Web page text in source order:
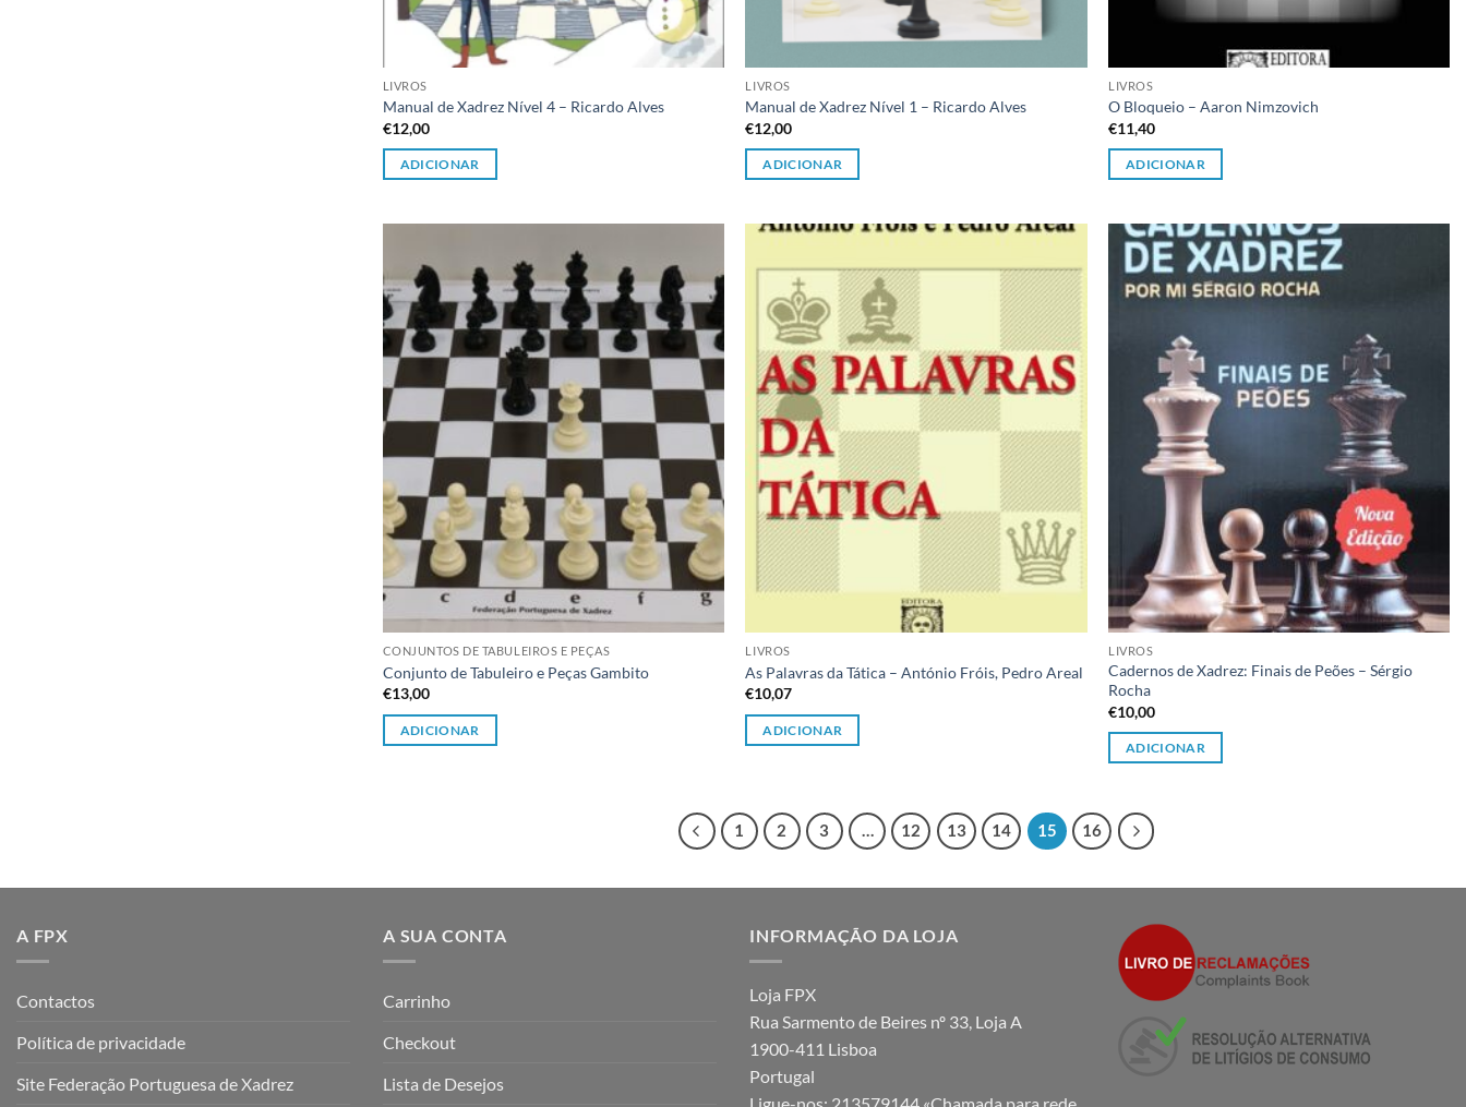
LIVROS
Manual de Xadrez Nível 4 – Ricardo Alves
€12,00
ADICIONAR
LIVROS
Manual de Xadrez Nível 1 – Ricardo Alves
€12,00
ADICIONAR
LIVROS
O Bloqueio – Aaron Nimzovich
€11,40
ADICIONAR
Adicionar
à lista de
desejos
CONJUNTOS DE TABULEIROS E PEÇAS
Conjunto de Tabuleiro e Peças Gambito
€13,00
ADICIONAR
Adicionar
à lista de
desejos
LIVROS
As Palavras da Tática – António Fróis, Pedro Areal
€10,07
ADICIONAR
LIVROS
Cadernos de Xadrez: Finais de Peões – Sérgio
Rocha
€10,00
ADICIONAR
1 2 3 … 12 13 14 15 16
A FPX
Contactos
Política de privacidade
Site Federação Portuguesa de Xadrez
A SUA CONTA
Carrinho
Checkout
Lista de Desejos
INFORMAÇÃO DA LOJA
Loja FPX
Rua Sarmento de Beires nº 33, Loja A
1900-411 Lisboa
Portugal